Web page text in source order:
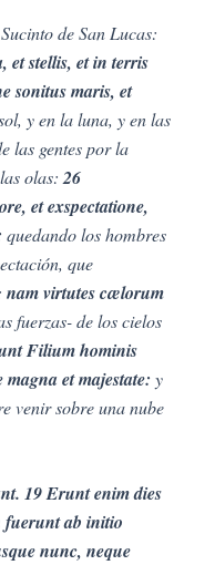
de San Lucas:
et stellis, et in terris
sonitus maris, et
y en la luna, y en las
las gentes por la
olas: 26
et exspectatione,
quedando los hombres
que
nam virtutes cælorum
fuerzas- de los cielos
Filium hominis
et majestate: y
venir sobre una nube
19 Erunt enim dies
fuerunt ab initio
nunc, neque